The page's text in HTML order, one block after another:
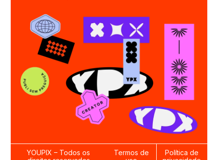
YOUPIX – Todos os
Termos de
Política de